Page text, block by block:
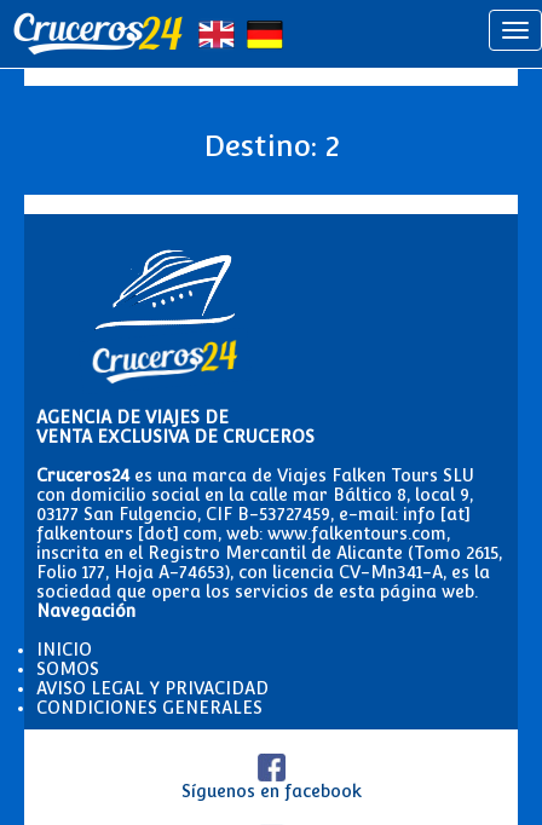
Destino: 2
AGENCIA DE VIAJES DE
VENTA EXCLUSIVA DE CRUCEROS
Cruceros24es una marca de Viajes Falken Tours SLU
con domicilio social en la calle mar Báltico 8, local 9,
03177 San Fulgencio, CIF B-53727459, e-mail: info [at]
falkentours [dot] com, web: www.falkentours.com,
inscrita en el Registro Mercantil de Alicante (Tomo 2615,
Folio 177, Hoja A-74653), con licencia CV-Mn341-A, es la
sociedad que opera los servicios de esta página web.
Navegación
INICIO
SOMOS
AVISO LEGAL Y PRIVACIDAD
CONDICIONES GENERALES
Síguenos en facebook